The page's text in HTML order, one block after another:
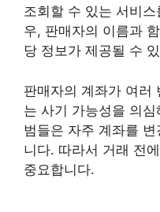
조회할 수 있는 서비
우, 판매자의 이름과
당 정보가 제공될 수
판매자의 계좌가 여러
는 사기 가능성을 의
범들은 자주 계좌를
니다. 따라서 거래 전
중요합니다.